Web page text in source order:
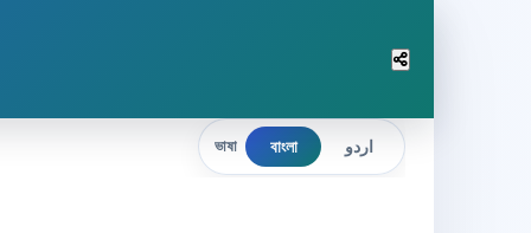
ভাষা বাংলা اردو